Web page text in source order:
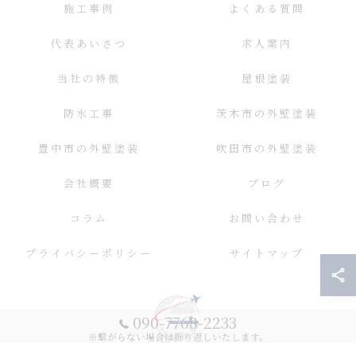
090-7768-2233
※繋がらない場合は折り返しいたします。
施工事例 よくある質問
代表あいさつ 求人案内
当社の特徴 屋根塗装
防水工事 茨木市の外壁塗装
豊中市の外壁塗装 吹田市の外壁塗装
会社概要 ブログ
コラム お問い合わせ
プライバシーポリシー サイトマップ